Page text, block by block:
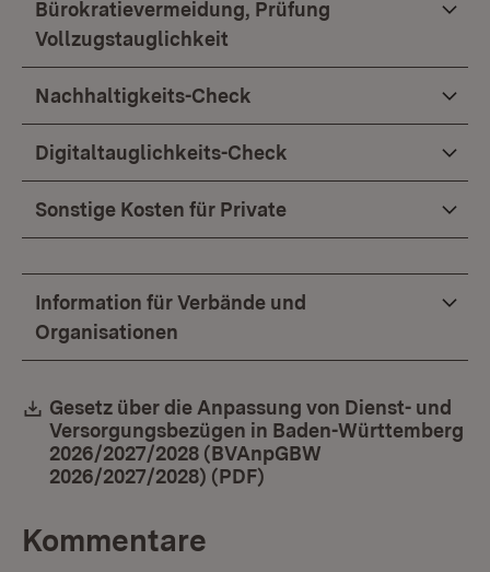
Bürokratievermeidung, Prüfung
Vollzugstauglichkeit
Nachhaltigkeits-Check
Digitaltauglichkeits-Check
Sonstige Kosten für Private
Information für Verbände und
Organisationen
Download:
Gesetz über die Anpassung von Dienst- und
Versorgungsbezügen in Baden-Württemberg
2026/2027/2028 (BVAnpGBW
2026/2027/2028) (PDF)
Kommentare